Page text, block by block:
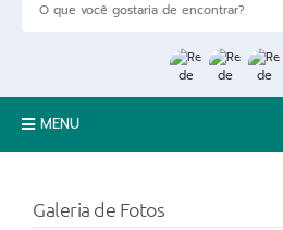
MENU
Prefeitura
Galeria de Fotos